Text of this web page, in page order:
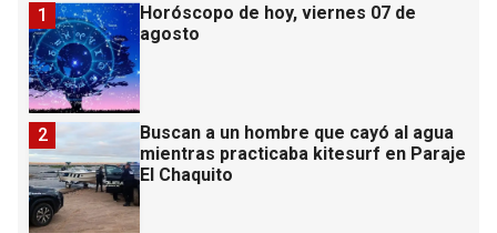
Horóscopo de hoy, viernes 07 de
agosto
1
Buscan a un hombre que cayó al agua
mientras practicaba kitesurf en Paraje
El Chaquito
2